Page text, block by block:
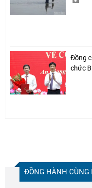
Đồng
chức
ĐỒNG HÀNH CÙNG